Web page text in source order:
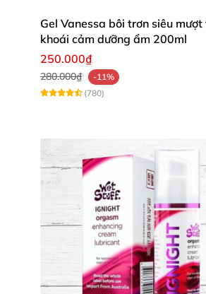
Bạn muốn mình điều
thay đổi số lượng nhận
Gel Vanessa bôi trơn siêu
khoái cảm dưỡng ẩm 200ml
250.000₫
280.000₫
-11%
(780)